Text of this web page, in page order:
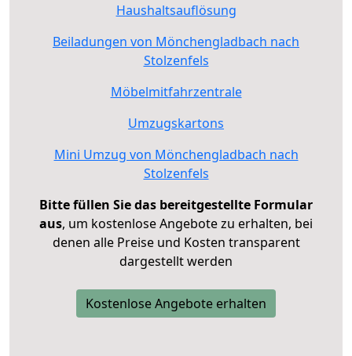
Haushaltsauflösung
Beiladungen von Mönchengladbach nach
Stolzenfels
Möbelmitfahrzentrale
Umzugskartons
Mini Umzug von Mönchengladbach nach
Stolzenfels
Bitte füllen Sie das bereitgestellte Formular
aus, um kostenlose Angebote zu erhalten, bei
denen alle Preise und Kosten transparent
dargestellt werden
Kostenlose Angebote erhalten